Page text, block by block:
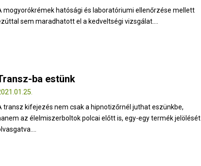
mogyorókrémek hatósági és laboratóriumi ellenőrzése mellett
sem maradhatott el a kedveltségi vizsgálat....
ba estünk
transz kifejezés nem csak a hipnotizőrnél juthat eszünkbe,
az élelmiszerboltok polcai előtt is, egy-egy termék jelölését